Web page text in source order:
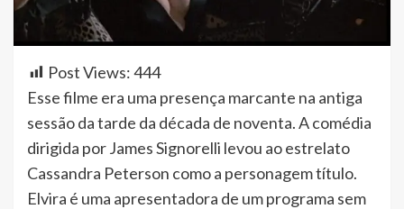
Post Views:444
Esse filme era uma presença marcante na antiga
sessão da tarde da década de noventa. A comédia
dirigida por James Signorelli levou ao estrelato
Cassandra Peterson como a personagem título.
Elvira é uma apresentadora de um programa sem